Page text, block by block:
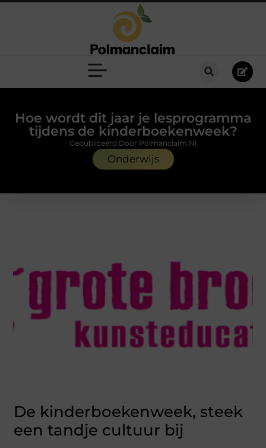
Hoe wordt dit jaar je lesprogramma
tijdens de kinderboekenweek?
Onderwijs
Gepubliceerd Door Polmanclaim.nl
De kinderboekenweek, steek
een tandje cultuur bij